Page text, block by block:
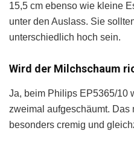
15,5 cm ebenso wie kleine
unter den Auslass. Sie
unterschiedlich hoch sein.
Wird der Milchschaum
Ja, beim Philips EP5365/10
zweimal aufgeschäumt. Das
besonders cremig und